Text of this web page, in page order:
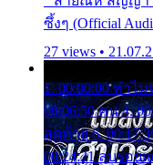
ซึ้งๆ (Official
27 views •
1. 00:00:00 ทำไ
00:06:50 คน 4.
สุดท้าย 6.
00:24:21 ลบรอย